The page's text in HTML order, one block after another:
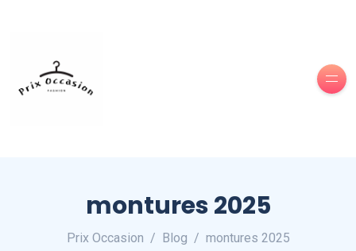
montures 2025
Prix Occasion Blog montures 2025